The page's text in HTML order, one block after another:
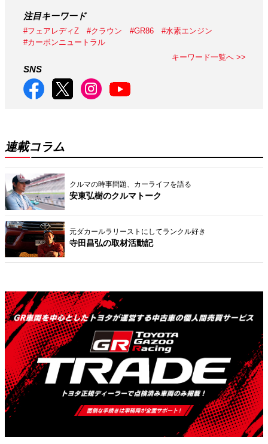
注目キーワード
#フェアレディZ #クラウン #GR86
#水素エンジン
#カーボンニュートラル
キーワード一覧へ >>
SNS
連載コラム
クルマの時事問題、カーライフを語る
安東弘樹のクルマトーク
元ダカールラリーストにしてランクル好き
寺田昌弘の取材活動記